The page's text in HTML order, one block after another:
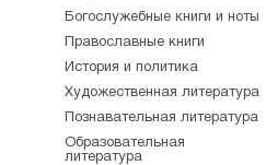
Богослужебные книги и ноты
Православные книги
История и политика
Художественная литература
Познавательная литература
Образовательная
литература